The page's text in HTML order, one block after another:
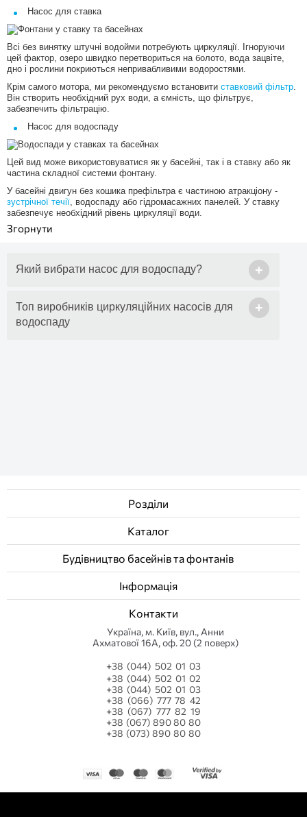
Насос для ставка
Всі без винятку штучні водойми потребують циркуляції. Ігноруючи
цей фактор, озеро швидко перетвориться на болото, вода зацвіте,
дно і рослини покриються непривабливими водоростями.
Крім самого мотора, ми рекомендуємо встановити ставковий фільтр
Він створить необхідний рух води, а ємність, що фільтрує,
забезпечить фільтрацію.
Насос для водоспаду
Цей вид може використовуватися як у басейні, так і в ставку або як
частина складної системи фонтану.
У басейні двигун без кошика префільтра є частиною атракціону -
зустрічної течії , водоспаду або гідромасажних панелей. У ставку
забезпечує необхідний рівень циркуляції води.
+
Який вибрати насос для водоспаду?
+
Топ виробників циркуляційних насосів для
водоспаду
Розділи
Каталог
Будівництво басейнів та фонтанів
Інформація
Контакти
Українa, м. Київ, вул., Анни
Ахматової 16А, оф. 20 (2 поверх)
+38 (044) 502 01 03
+38 (044) 502 01 02
+38 (044) 502 01 03
+38 (066) 777 78 42
+38 (067) 777 82 19
+38 (067) 890 80 80
+38 (073) 890 80 80